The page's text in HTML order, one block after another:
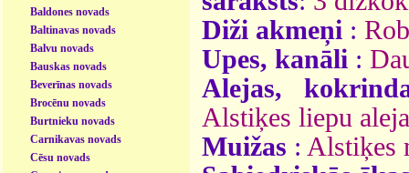
Baldones novads
Baltinavas novads
Balvu novads
Bauskas novads
Beverīnas novads
Brocēnu novads
Burtnieku novads
Carnikavas novads
Cēsu novads
Diži akmeņi :
Upes, kanāli :
Alejas,
Alstiķes liepu aleja
Muižas : Alstiķes